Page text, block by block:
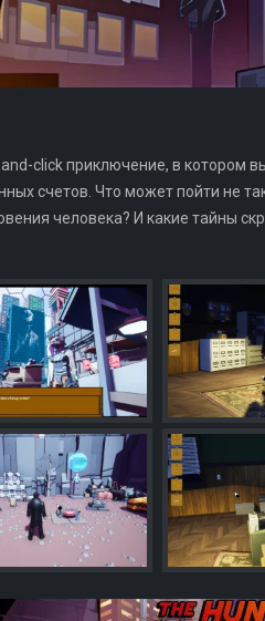
click приключение, в котором
счетов. Что может пойти не
человека? И какие тайны